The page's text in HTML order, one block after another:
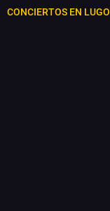
CONCIERTOS EN LUGO